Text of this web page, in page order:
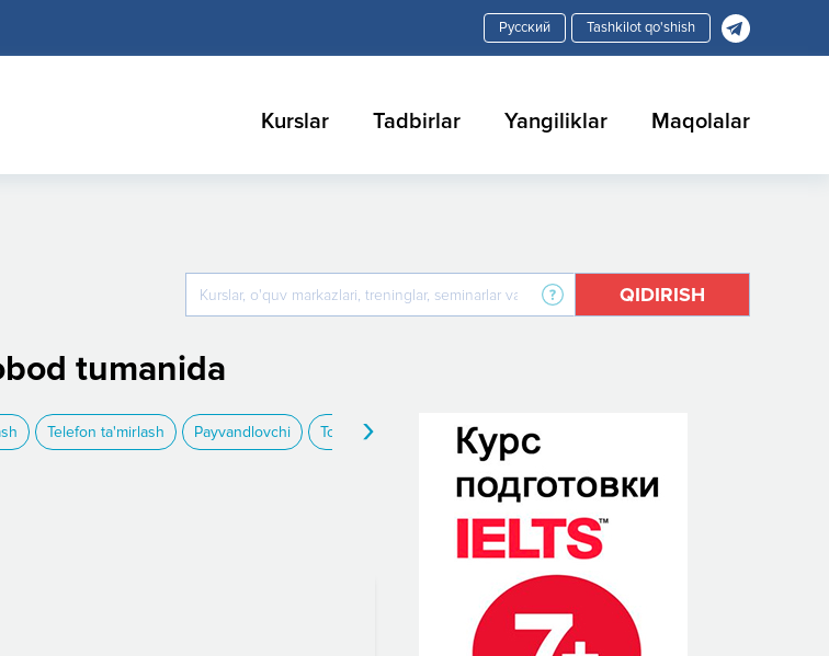
Tashkilot qo'shish
Kurslar Tadbirlar Yangiliklar Maqolalar
QIDIRISH
tumanida
Telefon ta'mirlash Payvandlovchi Tokar Frezerovkachi
›